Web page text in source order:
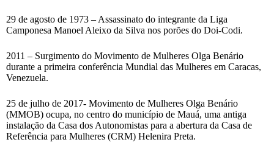
29 de agosto de 1973 – Assassinato do integrante da Liga
Camponesa Manoel Aleixo da Silva nos porões do Doi-Codi.
2011 – Surgimento do Movimento de Mulheres Olga Benário
durante a primeira conferência Mundial das Mulheres em Caracas,
Venezuela.
25 de julho de 2017- Movimento de Mulheres Olga Benário
(MMOB) ocupa, no centro do município de Mauá, uma antiga
instalação da Casa dos Autonomistas para a abertura da Casa de
Referência para Mulheres (CRM) Helenira Preta.